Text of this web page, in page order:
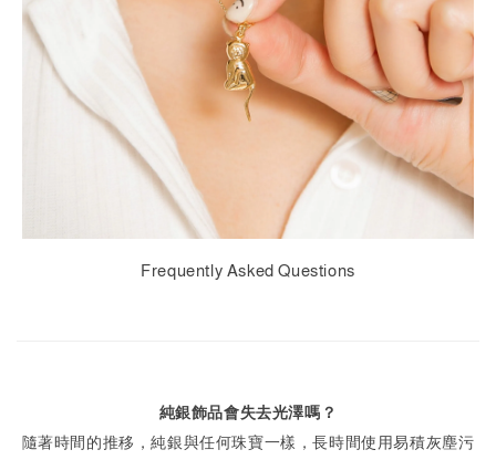
Frequently Asked Questions
純銀飾品會失去光澤嗎？
隨著時間的推移，純銀與任何珠寶一樣，長時間使用易積灰塵污